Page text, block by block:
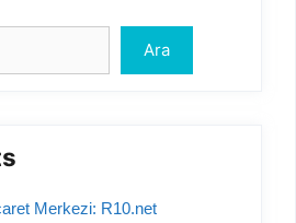
Ara
Merkezi: R10.net